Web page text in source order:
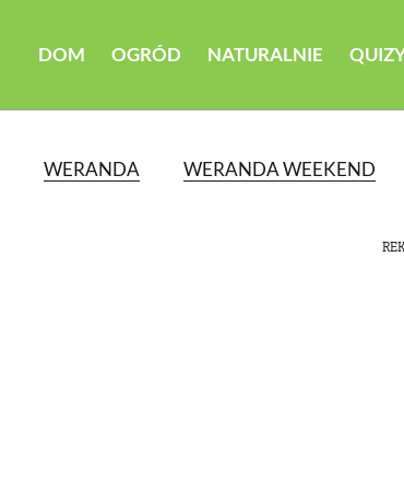
DOM OGRÓD NATURALNIE
WERANDA WERANDA WEEKEND